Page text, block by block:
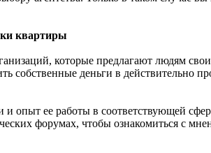
квартиры
которые предлагают людям
собственные деньги в действительно
опыт ее работы в соответствующей
форумах, чтобы ознакомиться с